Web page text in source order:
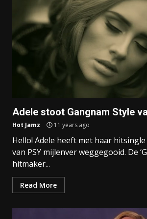
Adele stoot Gangnam Style
Hot Jamz 11 years ago
Hello! Adele heeft met haar hitsingle
van PSY mijlenver weggegooid. De
hitmaker...
Read More